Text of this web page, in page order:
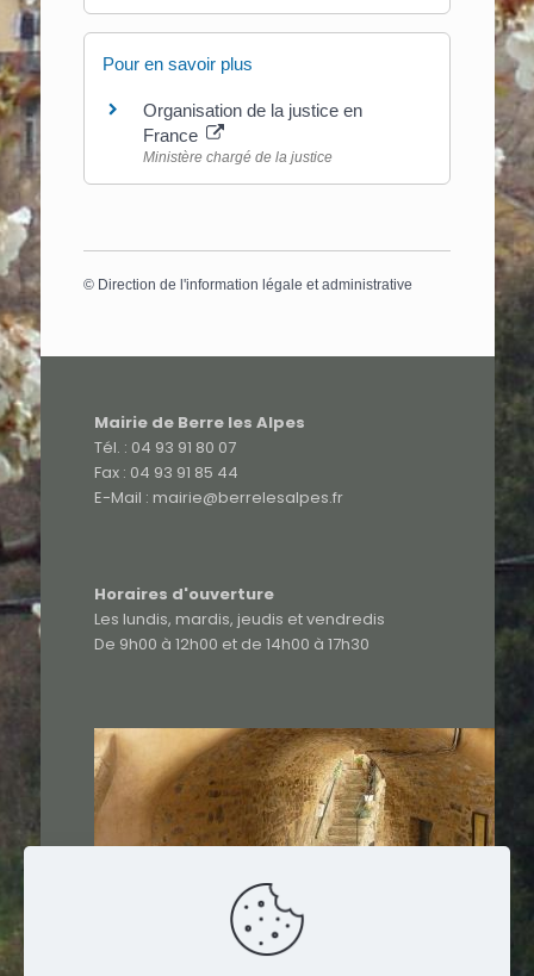
Pour en savoir plus
Organisation de la justice en
France
Ministère chargé de la justice
© Direction de l'information légale et administrative
Mairie de Berre les Alpes
Tél. : 04 93 91 80 07
Fax : 04 93 91 85 44
E-Mail : mairie@berrelesalpes.fr
Horaires d'ouverture
Les lundis, mardis, jeudis et vendredis
De 9h00 à 12h00 et de 14h00 à 17h30